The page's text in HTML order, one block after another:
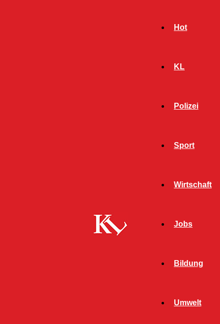
Hot
KL
Polizei
Sport
Wirtschaft
Jobs
Bildung
Umwelt